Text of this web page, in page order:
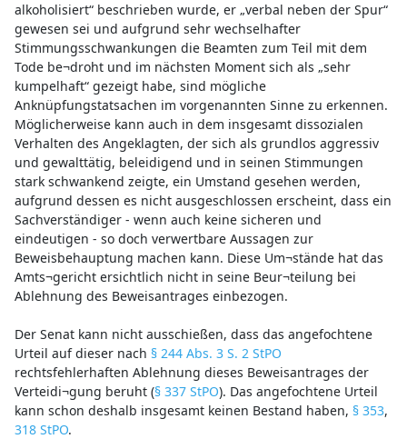
alkoholisiert“ beschrieben wurde, er „verbal neben der Spur“
gewesen sei und aufgrund sehr wechselhafter
Stimmungsschwankungen die Beamten zum Teil mit dem
Tode be¬droht und im nächsten Moment sich als „sehr
kumpelhaft“ gezeigt habe, sind mögliche
Anknüpfungstatsachen im vorgenannten Sinne zu erkennen.
Möglicherweise kann auch in dem insgesamt dissozialen
Verhalten des Angeklagten, der sich als grundlos aggressiv
und gewalttätig, beleidigend und in seinen Stimmungen
stark schwankend zeigte, ein Umstand gesehen werden,
aufgrund dessen es nicht ausgeschlossen erscheint, dass ein
Sachverständiger - wenn auch keine sicheren und
eindeutigen - so doch verwertbare Aussagen zur
Beweisbehauptung machen kann. Diese Um¬stände hat das
Amts¬gericht ersichtlich nicht in seine Beur¬teilung bei
Ablehnung des Beweisantrages einbezogen.
Der Senat kann nicht ausschießen, dass das angefochtene
Urteil auf dieser nach § 244 Abs. 3 S. 2 StPO
rechtsfehlerhaften Ablehnung dieses Beweisantrages der
Verteidi¬gung beruht (§ 337 StPO). Das angefochtene Urteil
kann schon deshalb insgesamt keinen Bestand haben, § 353,
318 StPO.